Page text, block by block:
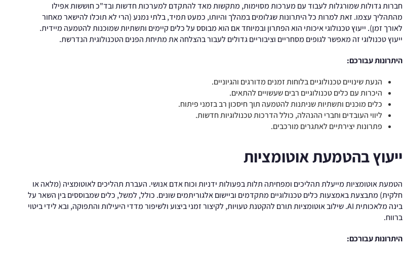
חברות גדולות שמורגלות לעבוד עם מערכות מסוימות, מתקשות מאד להתקדם למערכות חדשות ובד"כ חוששות אפילו
מהתהליך עצמו. זאת למרות כל היתרונות שגלומים במהלך והיותו, כמעט תמיד, בלתי נמנע (הרי לא תוכלו להישאר מאחור
לאורך זמן). ייעוץ טכנולוגי איכותי הוא הפתרון ובמיוחד אם הוא מבוסס על כלים קיימים ותשתיות שמוכנות להטמעה מיידית.
ייעוץ טכנולוגי זה מאפשר לגופים מסחריים וציבוריים גדולים לעבור בהצלחה את מתיחת הפנים הטכנולוגית הנדרשת.
היתרונות עבורכם:
הנעת שינויים טכנולוגיים בלוחות זמנים מדורגים והגיוניים.
היכרות עם כלים טכנולוגיים רבים שעשויים להתאים.
כלים מוכנים ותשתיות שניתנות להטמעה תוך חיסכון רב בזמני פיתוח.
ליווי העובדים וחברי ההנהלה, כולל הדרכות טכנולוגיות חדשות.
פתרונות יצירתיים לאתגרים מורכבים.
ייעוץ בהטמעת אוטומציות
הטמעת אוטומציות מייעלת תהליכים ומפחיתה תלות בפעולות ידניות וכוח אדם אנושי. העברת תהליכים לאוטומציה (מלאה או
חלקית) מתבצעת באמצעות כלים טכנולוגיים מתקדמים וביישום אלגוריתמים שונים. כולל, למשל, כלים שמבוססים בין השאר על
בינה מלאכותית AI. שילוב אוטומציות תורם להקטנת טעויות, לקיצור זמני ביצוע ולשיפור מדדי היעילות והתפוקה, ובא לידי ביטוי
ברווח.
היתרונות עבורכם: